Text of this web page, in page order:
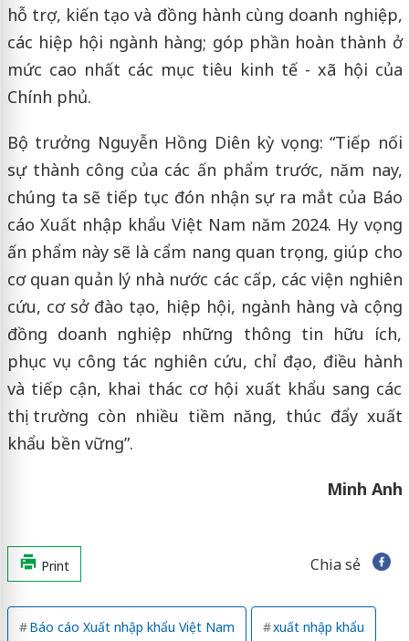
hỗ trợ, kiến tạo và đồng hành cùng doanh nghiệp,
các hiệp hội ngành hàng; góp phần hoàn thành ở
mức cao nhất các mục tiêu kinh tế - xã hội của
Chính phủ.
Bộ trưởng Nguyễn Hồng Diên kỳ vọng: “Tiếp nối
sự thành công của các ấn phẩm trước, năm nay,
chúng ta sẽ tiếp tục đón nhận sự ra mắt của Báo
cáo Xuất nhập khẩu Việt Nam năm 2024. Hy vọng
ấn phẩm này sẽ là cẩm nang quan trọng, giúp cho
cơ quan quản lý nhà nước các cấp, các viện nghiên
cứu, cơ sở đào tạo, hiệp hội, ngành hàng và cộng
đồng doanh nghiệp những thông tin hữu ích,
phục vụ công tác nghiên cứu, chỉ đạo, điều hành
và tiếp cận, khai thác cơ hội xuất khẩu sang các
thị trường còn nhiều tiềm năng, thúc đẩy xuất
khẩu bền vững”.
Minh Anh
Print Chia sẻ
Báo cáo Xuất nhập khẩu Việt Nam xuất nhập khẩu